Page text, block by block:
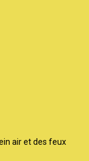
air et des feux